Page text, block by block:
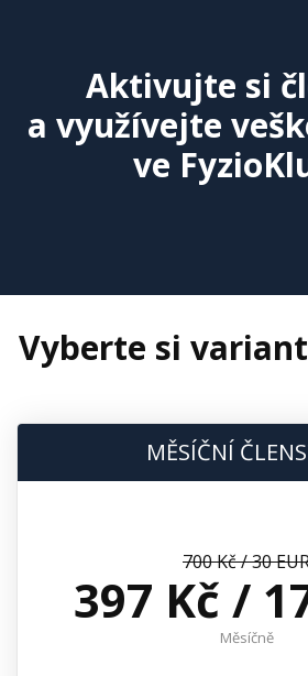
Aktivujte si
a využívejte
ve
Vyberte si
MĚSÍČNÍ
700 Kč / 30
397 Kč /
Měsíčně